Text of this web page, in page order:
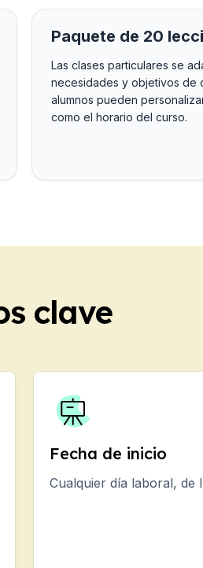
Paquete de 20
Las clases particulares se
necesidades y objetivos de
alumnos pueden
como el horario del curso.
clave
Fecha de inicio
Cualquier día laboral, de